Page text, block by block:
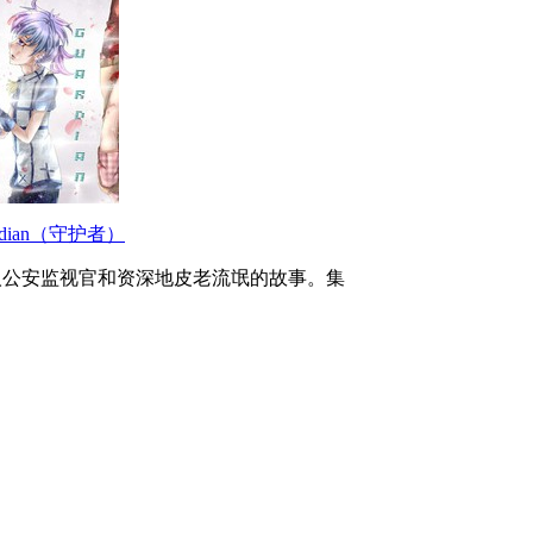
（守护者）
安监视官和资深地皮老流氓的故事。集